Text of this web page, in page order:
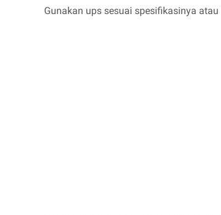
Gunakan ups sesuai spesifikasinya